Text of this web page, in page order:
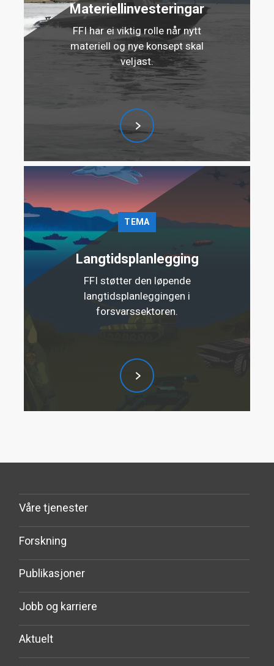
Materiellinvesteringar
FFI har ei viktig rolle når nytt
materiell og nye konsept skal
veljast.
TEMA
Langtidsplanlegging
FFI støtter den løpende
langtidsplanleggingen i
forsvarssektoren.
Våre tjenester
Forskning
Publikasjoner
Jobb og karriere
Aktuelt